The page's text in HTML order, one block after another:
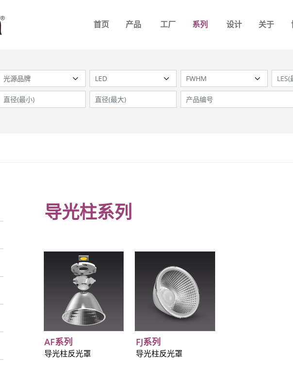
首页 产品 工厂 系列 设计 关于
导光柱系列
AF系列
导光柱反光罩
FJ系列
导光柱反光罩